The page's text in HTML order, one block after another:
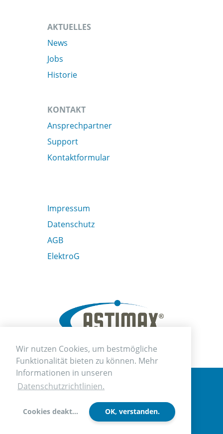
Wir nutzen Cookies, um bestmögliche
Funktionalität bieten zu können. Mehr
Informationen in unseren
Datenschutzrichtlinien.
Cookies deaktivieren OK, verstanden.
AKTUELLES
News
Jobs
Historie
KONTAKT
Ansprechpartner
Support
Kontaktformular
Impressum
Datenschutz
AGB
ElektroG
ADDIX Software GmbH
Kaistr. 101, 24114Kiel
+494317755139
anfrage@astimax.de